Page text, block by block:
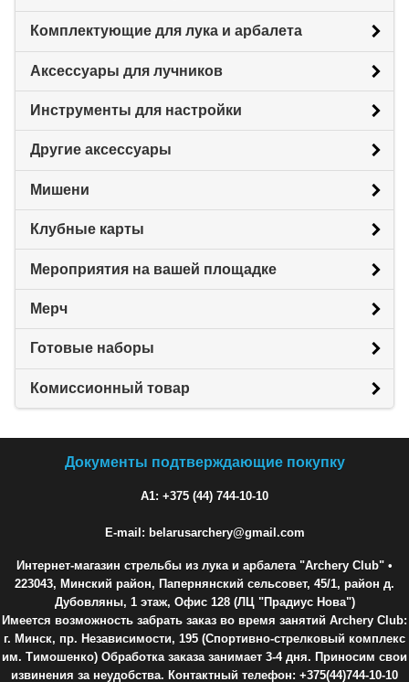
Комплектующие для лука и арбалета
Аксессуары для лучников
Инструменты для настройки
Другие аксессуары
Мишени
Клубные карты
Мероприятия на вашей площадке
Мерч
Готовые наборы
Комиссионный товар
Документы подтверждающие покупку
A1: +375 (44) 744-10-10
E-mail: belarusarchery@gmail.com
Интернет-магазин стрельбы из лука и арбалета "Archery Club" •
223043, Минский район, Папернянский сельсовет, 45/1, район д.
Дубовляны, 1 этаж, Офис 128 (ЛЦ "Прадиус Нова")
Имеется возможность забрать заказ во время занятий Archery Club:
г. Минск, пр. Независимости, 195 (Спортивно-стрелковый комплекс
им. Тимошенко) Обработка заказа занимает 3-4 дня. Приносим свои
извинения за неудобства. Контактный телефон: +375(44)744-10-10